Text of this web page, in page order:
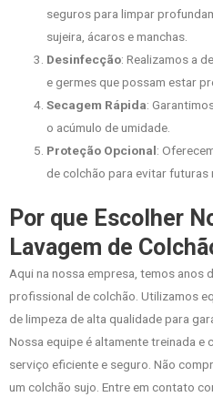
seguros para limpar
sujeira, ácaros e manchas.
Desinfecção: Realizamos a
e germes que possam estar
Secagem Rápida:
o acúmulo de umidade.
Proteção Opcional:
de colchão para evitar futuras
Por que Escolher
Lavagem de
Aqui na nossa empresa, temos anos
profissional de colchão. Utilizamos
de limpeza de alta qualidade para
Nossa equipe é altamente treinada e
serviço eficiente e seguro. Não
um colchão sujo. Entre em contato